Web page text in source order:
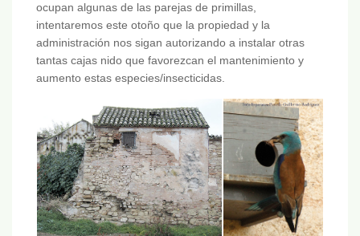
ocupan algunas de las parejas de primillas,
intentaremos este otoño que la propiedad y la
administración nos sigan autorizando a instalar otras
tantas cajas nido que favorezcan el mantenimiento y
aumento estas especies/insecticidas.